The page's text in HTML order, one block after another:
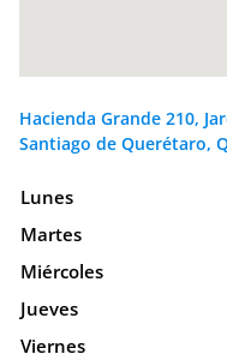
Hacienda Grande 210,
Santiago de Querétaro,
Lunes
Martes
Miércoles
Jueves
Viernes